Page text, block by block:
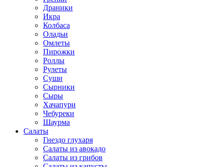
Драники
Икра
Колбаса
Оладьи
Омлеты
Пирожки
Роллы
Рулеты
Суши
Сырники
Сыры
Хачапури
Чебуреки
Шаурма
Салаты
Гнездо глухаря
Салаты из авокадо
Салаты из грибов